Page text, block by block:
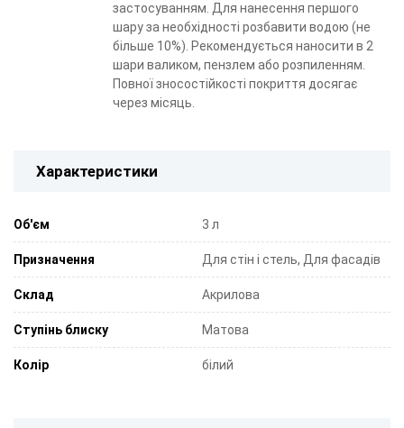
застосуванням. Для нанесення першого
шару за необхідності розбавити водою (не
більше 10%). Рекомендується наносити в 2
шари валиком, пензлем або розпиленням.
Повної зносостійкості покриття досягає
через місяць.
Характеристики
Об'єм 3 л
Призначення Для стін і стель, Для фасадів
Склад Акрилова
Ступінь блиску Матова
Колір білий